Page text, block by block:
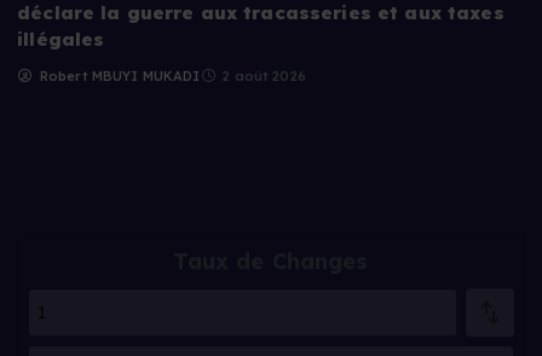
déclare la guerre aux tracasseries et aux taxes
illégales
Robert MBUYI MUKADI 2 août 2026